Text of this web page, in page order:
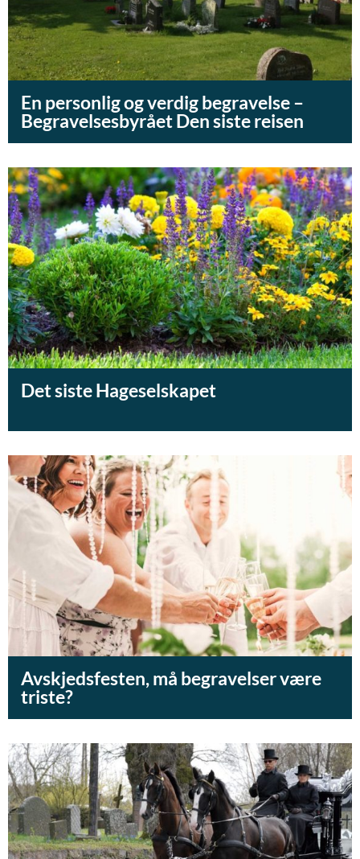
En personlig og verdig begravelse –
Begravelsesbyrået Den siste reisen
Det siste Hageselskapet
Avskjedsfesten, må begravelser være
triste?